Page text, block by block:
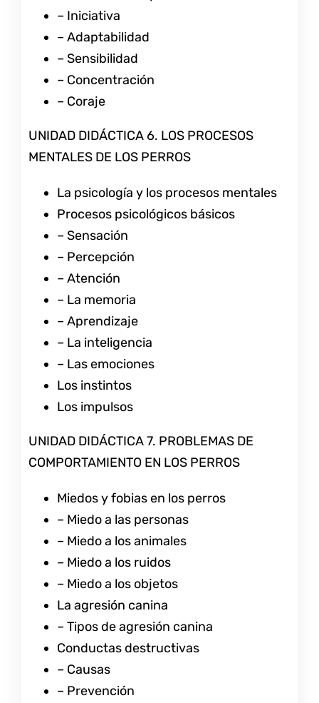
– Iniciativa
– Adaptabilidad
– Sensibilidad
– Concentración
– Coraje
UNIDAD DIDÁCTICA 6. LOS PROCESOS
MENTALES DE LOS PERROS
La psicología y los procesos mentales
Procesos psicológicos básicos
– Sensación
– Percepción
– Atención
– La memoria
– Aprendizaje
– La inteligencia
– Las emociones
Los instintos
Los impulsos
UNIDAD DIDÁCTICA 7. PROBLEMAS DE
COMPORTAMIENTO EN LOS PERROS
Miedos y fobias en los perros
– Miedo a las personas
– Miedo a los animales
– Miedo a los ruidos
– Miedo a los objetos
La agresión canina
– Tipos de agresión canina
Conductas destructivas
– Causas
– Prevención